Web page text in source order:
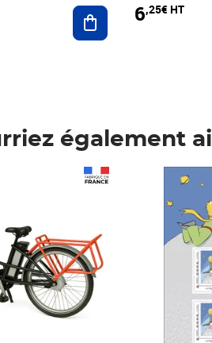
Ajouter au panier
6,25€ HT
également
Prix 6,25€ HT